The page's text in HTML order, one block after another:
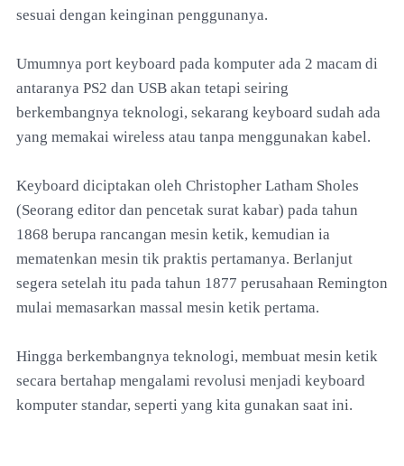
sesuai dengan keinginan penggunanya.
Umumnya port keyboard pada komputer ada 2 macam di
antaranya PS2 dan USB akan tetapi seiring
berkembangnya teknologi, sekarang keyboard sudah ada
yang memakai wireless atau tanpa menggunakan kabel.
Keyboard diciptakan oleh Christopher Latham Sholes
(Seorang editor dan pencetak surat kabar) pada tahun
1868 berupa rancangan mesin ketik, kemudian ia
mematenkan mesin tik praktis pertamanya. Berlanjut
segera setelah itu pada tahun 1877 perusahaan Remington
mulai memasarkan massal mesin ketik pertama.
Hingga berkembangnya teknologi, membuat mesin ketik
secara bertahap mengalami revolusi menjadi keyboard
komputer standar, seperti yang kita gunakan saat ini.